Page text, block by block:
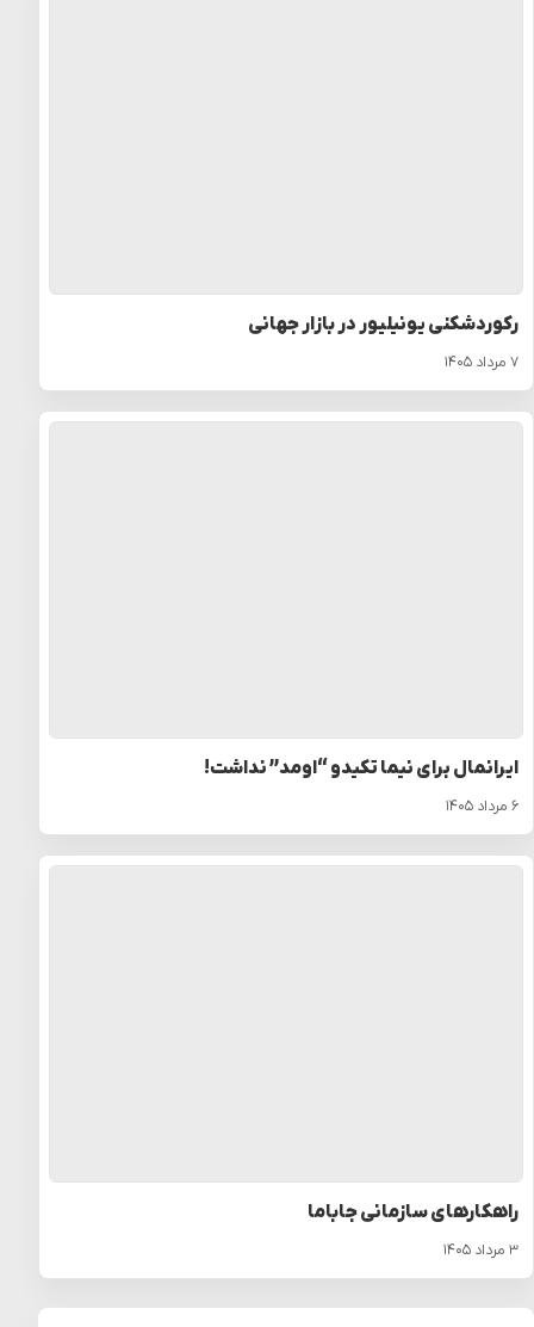
رکوردشکنی یونیلیور در بازار جهانی
۷ مرداد ۱۴۰۵
ایرانمال برای نیما تکیدو “اومد” نداشت!
۶ مرداد ۱۴۰۵
راهکارهای سازمانی جاباما
۳ مرداد ۱۴۰۵